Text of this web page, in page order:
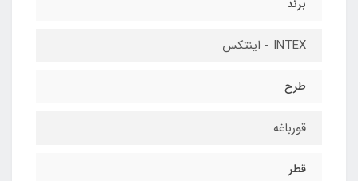
برند
INTEX - اینتکس
طرح
قورباغه
قطر